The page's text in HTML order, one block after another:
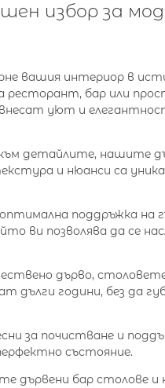
избор за
вашия интериор в
ресторант, бар или
уют и
детайлите, нашите
и нюанси са
поддръжка на
ви позволява да се
дърво,
дълги години, без да
за почистване и
състояние.
дървени бар столове и